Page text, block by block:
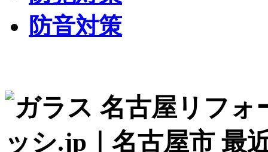
防音対策